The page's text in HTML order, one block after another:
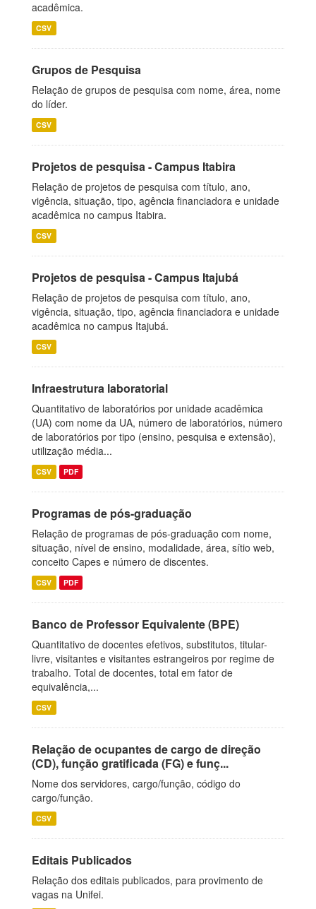
acadêmica.
CSV
Grupos de Pesquisa
Relação de grupos de pesquisa com nome, área, nome
do líder.
CSV
Projetos de pesquisa - Campus Itabira
Relação de projetos de pesquisa com título, ano,
vigência, situação, tipo, agência financiadora e unidade
acadêmica no campus Itabira.
CSV
Projetos de pesquisa - Campus Itajubá
Relação de projetos de pesquisa com título, ano,
vigência, situação, tipo, agência financiadora e unidade
acadêmica no campus Itajubá.
CSV
Infraestrutura laboratorial
Quantitativo de laboratórios por unidade acadêmica
(UA) com nome da UA, número de laboratórios, número
de laboratórios por tipo (ensino, pesquisa e extensão),
utilização média...
CSV PDF
Programas de pós-graduação
Relação de programas de pós-graduação com nome,
situação, nível de ensino, modalidade, área, sítio web,
conceito Capes e número de discentes.
CSV PDF
Banco de Professor Equivalente (BPE)
Quantitativo de docentes efetivos, substitutos, titular-
livre, visitantes e visitantes estrangeiros por regime de
trabalho. Total de docentes, total em fator de
equivalência,...
CSV
Relação de ocupantes de cargo de direção
(CD), função gratificada (FG) e funç...
Nome dos servidores, cargo/função, código do
cargo/função.
CSV
Editais Publicados
Relação dos editais publicados, para provimento de
vagas na Unifei.